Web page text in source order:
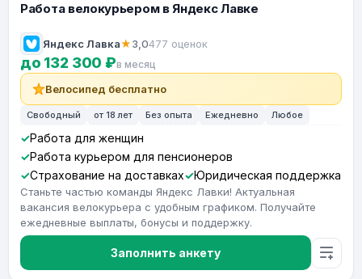
Работа велокурьером в Яндекс Лавке
Яндекс Лавка★3,0477 оценок
до 132 300 ₽в месяц
Велосипед бесплатно
Свободный от 18 лет Без опыта Ежедневно Любое
Работа для женщин
Работа курьером для пенсионеров
Страхование на доставках
Юридическая поддержка
Станьте частью команды Яндекс Лавки! Актуальная
вакансия велокурьера с удобным графиком. Получайте
ежедневные выплаты, бонусы и поддержку.
Заполнить анкету